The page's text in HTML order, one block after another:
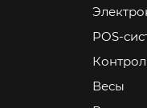
POS-
Весы